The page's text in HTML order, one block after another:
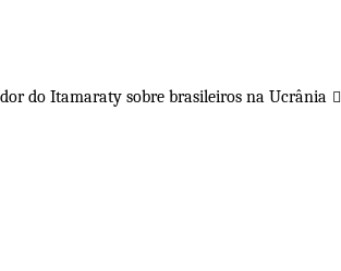
do Itamaraty sobre brasileiros na Ucrânia